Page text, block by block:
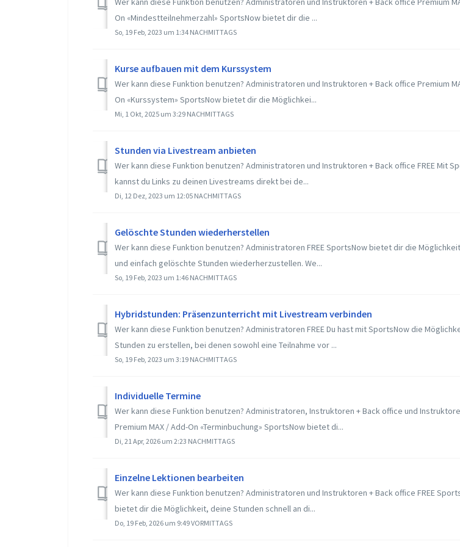
On «Mindestteilnehmerzahl» SportsNow bietet dir die ...
So, 19 Feb, 2023 um 1:34 NACHMITTAGS
Kurse aufbauen mit dem Kurssystem
Wer kann diese Funktion benutzen? Administratoren und Instruktoren + Back office Premium
On «Kurssystem» SportsNow bietet dir die Möglichkei...
Mi, 1 Okt, 2025 um 3:29 NACHMITTAGS
Stunden via Livestream anbieten
Wer kann diese Funktion benutzen? Administratoren und Instruktoren + Back office FREE Mit
kannst du Links zu deinen Livestreams direkt bei de...
Di, 12 Dez, 2023 um 12:05 NACHMITTAGS
Gelöschte Stunden wiederherstellen
Wer kann diese Funktion benutzen? Administratoren FREE SportsNow bietet dir die
und einfach gelöschte Stunden wiederherzustellen. We...
So, 19 Feb, 2023 um 1:46 NACHMITTAGS
Hybridstunden: Präsenzunterricht mit Livestream verbinden
Wer kann diese Funktion benutzen? Administratoren FREE Du hast mit SportsNow die
Stunden zu erstellen, bei denen sowohl eine Teilnahme vor ...
So, 19 Feb, 2023 um 3:19 NACHMITTAGS
Individuelle Termine
Wer kann diese Funktion benutzen? Administratoren, Instruktoren + Back office und
Premium MAX / Add-On «Terminbuchung» SportsNow bietet di...
Di, 21 Apr, 2026 um 2:23 NACHMITTAGS
Einzelne Lektionen bearbeiten
Wer kann diese Funktion benutzen? Administratoren und Instruktoren + Back office FREE
bietet dir die Möglichkeit, deine Stunden schnell an di...
Do, 19 Feb, 2026 um 9:49 VORMITTAGS